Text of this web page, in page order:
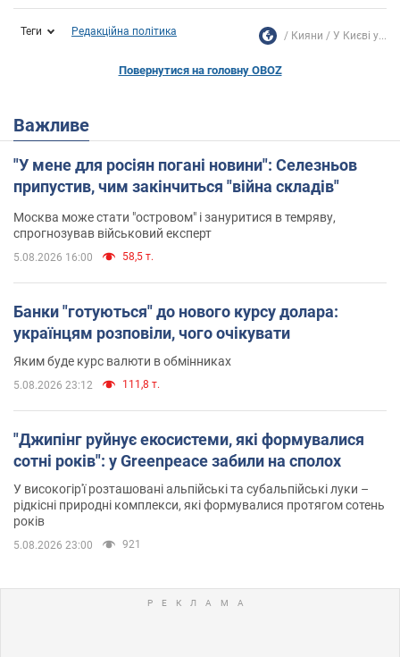
Теги Редакційна політика Кияни У Києві у...
Повернутися на головну OBOZ
Важливе
"У мене для росіян погані новини": Селезньов
припустив, чим закінчиться "війна складів"
Москва може стати "островом" і зануритися в темряву,
спрогнозував військовий експерт
5.08.2026 16:00 58,5 т.
Банки "готуються" до нового курсу долара:
українцям розповіли, чого очікувати
Яким буде курс валюти в обмінниках
5.08.2026 23:12 111,8 т.
"Джипінг руйнує екосистеми, які формувалися
сотні років": у Greenpeace забили на сполох
У високогір'ї розташовані альпійські та субальпійські луки –
рідкісні природні комплекси, які формувалися протягом сотень
років
5.08.2026 23:00 921